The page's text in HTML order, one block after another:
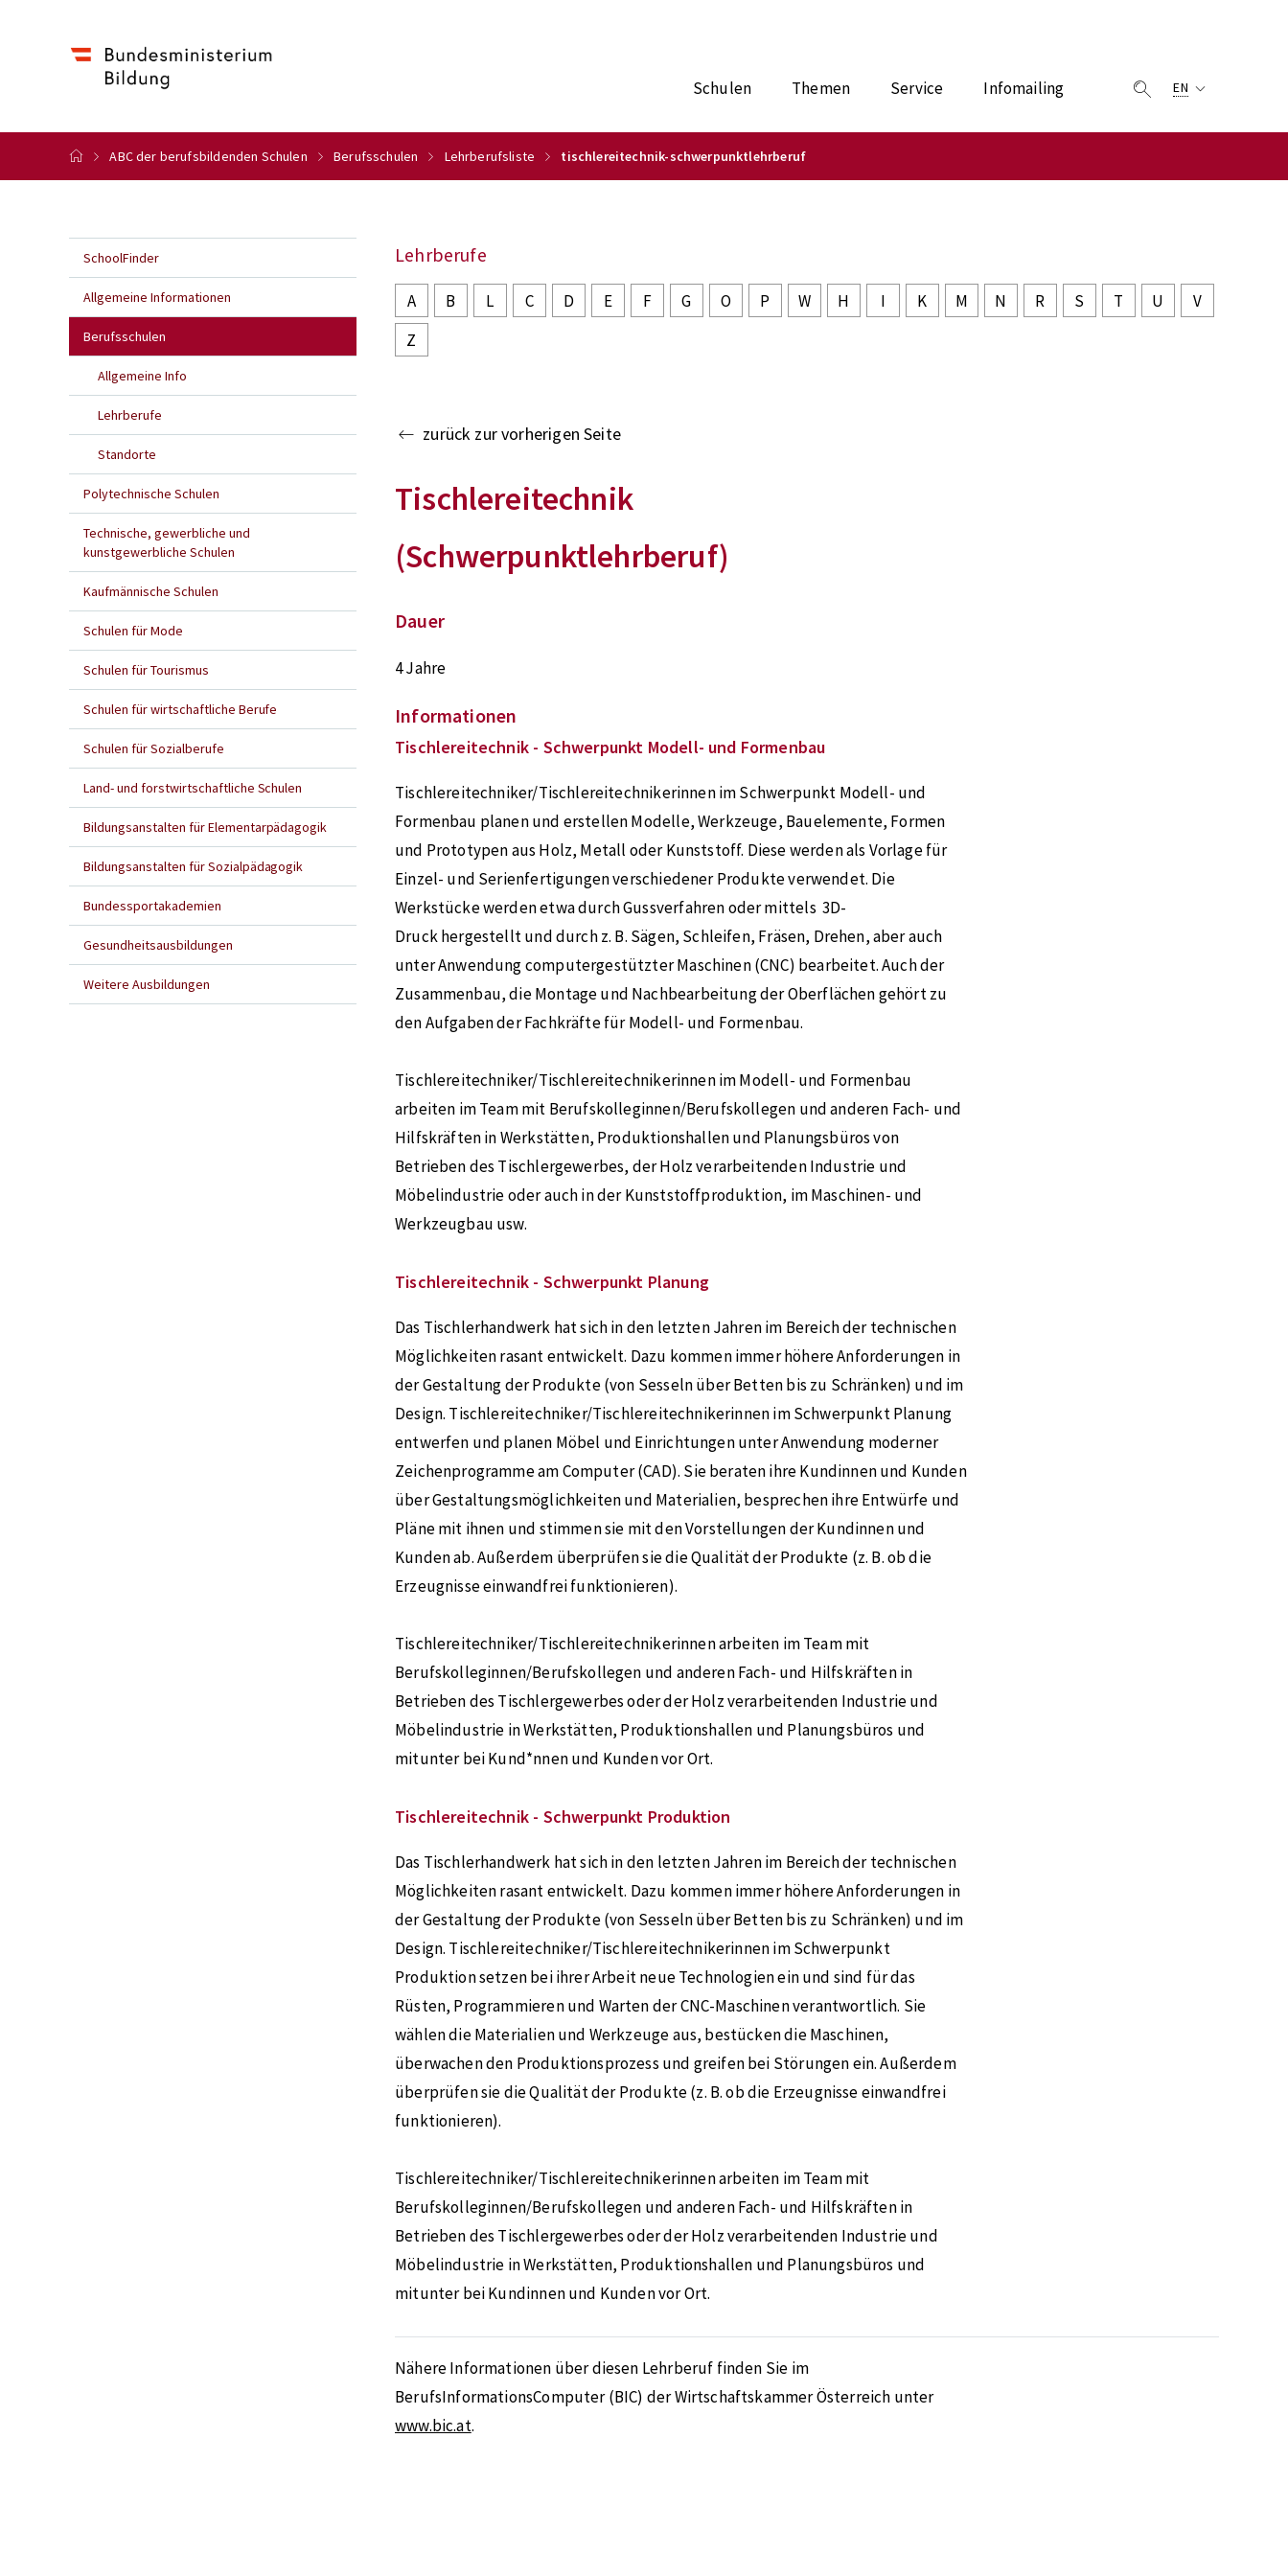
Schulen Themen Service Infomailing EN
ABC der berufsbildenden Schulen Berufsschulen Lehrberufsliste tischlereitechnik-schwerpunktlehrberuf
SchoolFinder
Allgemeine Informationen
Berufsschulen
Allgemeine Info
Lehrberufe
Standorte
Polytechnische Schulen
Technische, gewerbliche und
kunstgewerbliche Schulen
Kaufmännische Schulen
Schulen für Mode
Schulen für Tourismus
Schulen für wirtschaftliche Berufe
Schulen für Sozialberufe
Land- und forstwirtschaftliche Schulen
Bildungsanstalten für Elementarpädagogik
Bildungsanstalten für Sozialpädagogik
Bundessportakademien
Gesundheitsausbildungen
Weitere Ausbildungen
Lehrberufe
A B L C D E F G O P W H I K M N R S T U
V
Z
zurück zur vorherigen Seite
Tischlereitechnik
(Schwerpunktlehrberuf)
Dauer
4 Jahre
Informationen
Tischlereitechnik - Schwerpunkt Modell- und Formenbau
Tischlereitechniker/Tischlereitechnikerinnen im Schwerpunkt Modell- und
Formenbau planen und erstellen Modelle, Werkzeuge, Bauelemente, Formen
und Prototypen aus Holz, Metall oder Kunststoff. Diese werden als Vorlage für
Einzel- und Serienfertigungen verschiedener Produkte verwendet. Die
Werkstücke werden etwa durch Gussverfahren oder mittels 3D-
Druck hergestellt und durch z. B. Sägen, Schleifen, Fräsen, Drehen, aber auch
unter Anwendung computergestützter Maschinen (CNC) bearbeitet. Auch der
Zusammenbau, die Montage und Nachbearbeitung der Oberflächen gehört zu
den Aufgaben der Fachkräfte für Modell- und Formenbau.
Tischlereitechniker/Tischlereitechnikerinnen im Modell- und Formenbau
arbeiten im Team mit Berufskolleginnen/Berufskollegen und anderen Fach- und
Hilfskräften in Werkstätten, Produktionshallen und Planungsbüros von
Betrieben des Tischlergewerbes, der Holz verarbeitenden Industrie und
Möbelindustrie oder auch in der Kunststoffproduktion, im Maschinen- und
Werkzeugbau usw.
Tischlereitechnik - Schwerpunkt Planung
Das Tischlerhandwerk hat sich in den letzten Jahren im Bereich der technischen
Möglichkeiten rasant entwickelt. Dazu kommen immer höhere Anforderungen in
der Gestaltung der Produkte (von Sesseln über Betten bis zu Schränken) und im
Design. Tischlereitechniker/Tischlereitechnikerinnen im Schwerpunkt Planung
entwerfen und planen Möbel und Einrichtungen unter Anwendung moderner
Zeichenprogramme am Computer (CAD). Sie beraten ihre Kundinnen und Kunden
über Gestaltungsmöglichkeiten und Materialien, besprechen ihre Entwürfe und
Pläne mit ihnen und stimmen sie mit den Vorstellungen der Kundinnen und
Kunden ab. Außerdem überprüfen sie die Qualität der Produkte (z. B. ob die
Erzeugnisse einwandfrei funktionieren).
Tischlereitechniker/Tischlereitechnikerinnen arbeiten im Team mit
Berufskolleginnen/Berufskollegen und anderen Fach- und Hilfskräften in
Betrieben des Tischlergewerbes oder der Holz verarbeitenden Industrie und
Möbelindustrie in Werkstätten, Produktionshallen und Planungsbüros und
mitunter bei Kund*nnen und Kunden vor Ort.
Tischlereitechnik - Schwerpunkt Produktion
Das Tischlerhandwerk hat sich in den letzten Jahren im Bereich der technischen
Möglichkeiten rasant entwickelt. Dazu kommen immer höhere Anforderungen in
der Gestaltung der Produkte (von Sesseln über Betten bis zu Schränken) und im
Design. Tischlereitechniker/Tischlereitechnikerinnen im Schwerpunkt
Produktion setzen bei ihrer Arbeit neue Technologien ein und sind für das
Rüsten, Programmieren und Warten der CNC-Maschinen verantwortlich. Sie
wählen die Materialien und Werkzeuge aus, bestücken die Maschinen,
überwachen den Produktionsprozess und greifen bei Störungen ein. Außerdem
überprüfen sie die Qualität der Produkte (z. B. ob die Erzeugnisse einwandfrei
funktionieren).
Tischlereitechniker/Tischlereitechnikerinnen arbeiten im Team mit
Berufskolleginnen/Berufskollegen und anderen Fach- und Hilfskräften in
Betrieben des Tischlergewerbes oder der Holz verarbeitenden Industrie und
Möbelindustrie in Werkstätten, Produktionshallen und Planungsbüros und
mitunter bei Kundinnen und Kunden vor Ort.
Nähere Informationen über diesen Lehrberuf finden Sie im
BerufsInformationsComputer (BIC) der Wirtschaftskammer Österreich unter
www.bic.at.